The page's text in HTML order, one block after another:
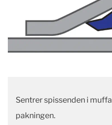
Sentrer spissenden i
pakningen.